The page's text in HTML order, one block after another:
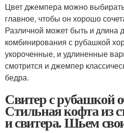
Цвет джемпера можно
главное, чтобы он хорошо
Различной может быть и длина
комбинирования с рубашкой
укороченные, и удлиненные
смотрится и джемпер
бедра.
Свитер с рубашкой
Стильная кофта из
и свитера. Шьем